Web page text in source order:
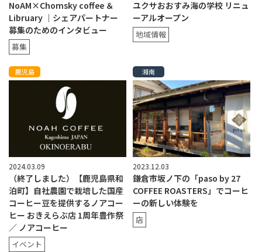
NoAM×Chomsky coffee ＆
Libruary ｜シェアパートナー
募集のためのインタビュー
募集
ユクサおおすみ海の学校 リニュ
ーアルオープン
地域情報
鹿児島
2024.03.09
（終了しました）【鹿児島県和
泊町】自社農園で栽培した国産
コーヒー豆を提供するノアコー
ヒー おきえらぶ店 1周年豊作祭
／ ノアコーヒー
イベント
湘南
2023.12.03
鎌倉市坂ノ下の「paso by 27
COFFEE ROASTERS」でコーヒ
ーの新しい体験を
店